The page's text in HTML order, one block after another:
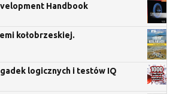
Handbook
kołobrzeskiej.
logicznych i testów IQ